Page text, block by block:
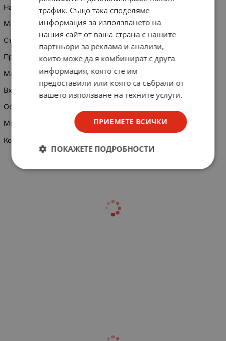
Напрежение на пробив дрейн-сорс (V): 900
Максимално напрежение гейт-сорс (V): ±30
Съпротивление дрейн-сорс при 25°C: 2,5Ω
Предавателна проводимост: 2S
Максимален постоянен ток на дрейна при 25°C (A): 5
Входен капацитет (F): 700pF
Общ заряд на гейта (C): 60nC
Мощност (W): 125
Корпус: SC-65
трафик. Също така споделяме
информация за използването на
нашия сайт от ваша страна с нашите
партньори за реклама и анализи,
които може да я комбинират с друга
информация, която сте им
предоставили или която са събрали от
вашето използване на техните услуги.
ПРИЕМЕТЕ ВСИЧКИ
ПОКАЖЕТЕ ПОДРОБНОСТИ